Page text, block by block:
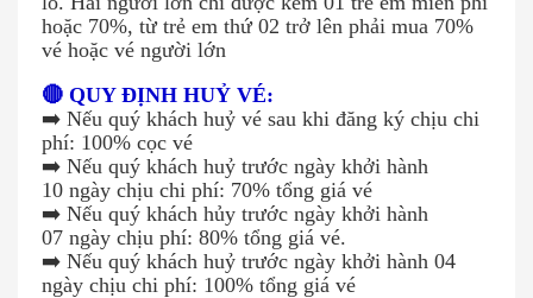
hoặc 70%, từ trẻ em thứ 02 trở lên phải mua 70%
vé hoặc vé người lớn
🔴 QUY ĐỊNH HUỶ VÉ:
➡️ Nếu quý khách huỷ vé sau khi đăng ký chịu chi
phí: 100% cọc vé
➡️ Nếu quý khách huỷ trước ngày khởi hành
10 ngày chịu chi phí: 70% tổng giá vé
➡️ Nếu quý khách hủy trước ngày khởi hành
07 ngày chịu phí: 80% tổng giá vé.
➡️ Nếu quý khách huỷ trước ngày khởi hành 04
ngày chịu chi phí: 100% tổng giá vé